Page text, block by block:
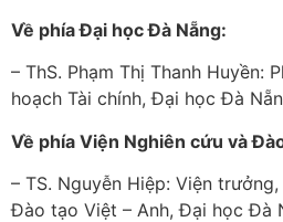
Về phía Đại học Đà Nẵng:
– ThS. Phạm Thị Thanh Huyền:
hoạch Tài chính, Đại học Đà
Về phía Viện Nghiên cứu và
– TS. Nguyễn Hiệp: Viện
Đào tạo Việt – Anh, Đại học Đà